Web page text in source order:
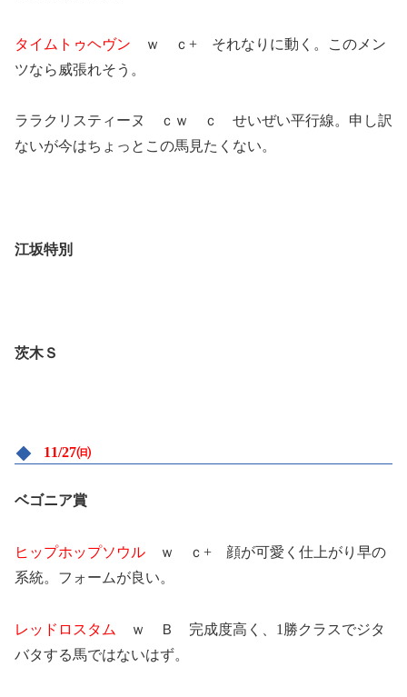
タイムトゥヘヴン ｗ ｃ+ それなりに動く。このメン
ツなら威張れそう。
ララクリスティーヌ ｃｗ ｃ せいぜい平行線。申し訳
ないが今はちょっとこの馬見たくない。
江坂特別
茨木Ｓ
11/27㈰
ベゴニア賞
ヒップホップソウル ｗ ｃ+ 顔が可愛く仕上がり早の
系統。フォームが良い。
レッドロスタム
ｗ Ｂ 完成度高く、1勝クラスでジタ
バタする馬ではないはず。